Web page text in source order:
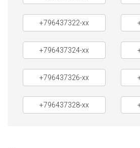
+796437322-xx
+796437324-xx
+796437326-xx
+796437328-xx